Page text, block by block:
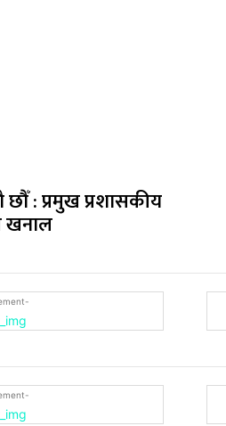
: प्रमुख प्रशासकीय